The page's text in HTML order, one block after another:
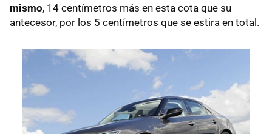
mismo, 14 centímetros más en esta cota que su
antecesor, por los 5 centímetros que se estira en total.